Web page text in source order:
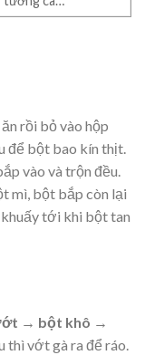
rồi bỏ vào hộp
để bột bao kín thịt.
vào và trộn đều.
mì, bột bắp còn lại
tới khi bột tan
→ bột khô →
thì vớt gà ra để ráo.